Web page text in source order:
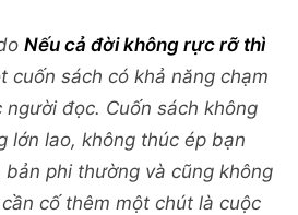
Nếu cả đời không rực rỡ thì
cuốn sách có khả năng chạm
đọc. Cuốn sách không
lớn lao, không thúc ép bạn
phi thường và cũng không
cố thêm một chút là cuộc